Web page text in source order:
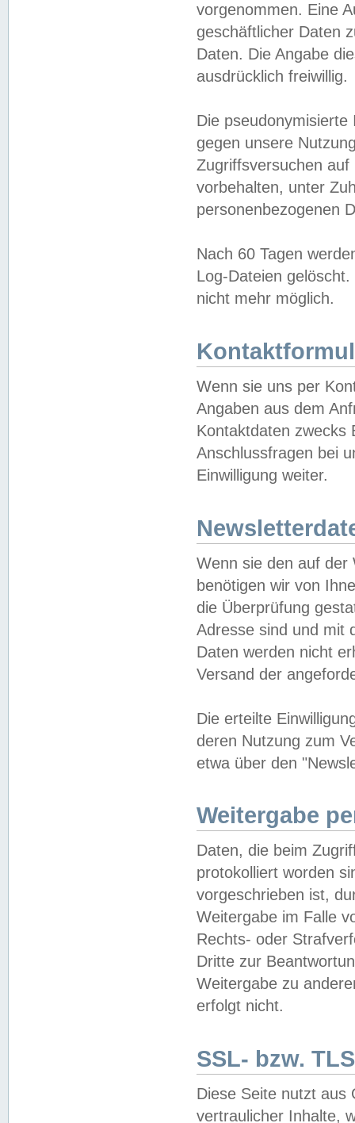
vorgenommen. Eine
geschäftlicher Daten
Daten. Die Angabe
ausdrücklich freiwillig.
Die
gegen unsere
Zugriffsversuchen
vorbehalten, unter
personenbezogenen
Nach 60 Tagen
Log-Dateien
nicht mehr möglich.
Wenn sie uns per
Angaben aus dem
Kontaktdaten zwecks
Anschlussfragen bei
Einwilligung weiter.
Wenn sie den auf der
benötigen wir von
die Überprüfung
Adresse sind und mit
Daten werden nicht
Versand der
Die erteilte
deren Nutzung zum
etwa über den
Weitergabe
Daten, die beim
protokolliert worden
vorgeschrieben ist,
Weitergabe im Falle
Rechts- oder
Dritte zur
Weitergabe zu
erfolgt nicht.
SSL- bzw.
Diese Seite nutzt aus
vertraulicher Inhalte,